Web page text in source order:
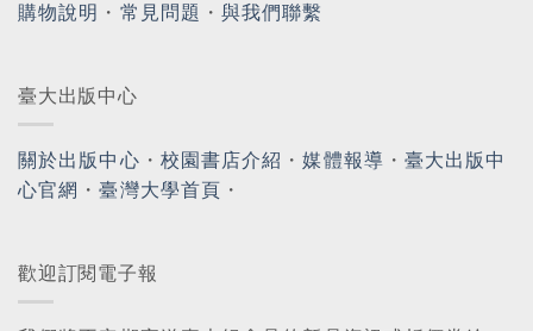
購物說明 ・ 常見問題 ・與我們聯繫
臺大出版中心
關於出版中心 ・ 校園書店介紹 ・媒體報導 ・ 臺大出版中
心官網 ・臺灣大學首頁 ・
歡迎訂閱電子報